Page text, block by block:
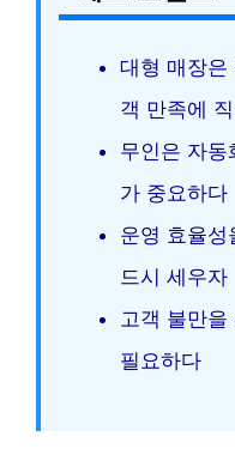
대형 매장은
객 만족에
무인은 자동
가 중요하다
운영 효율
드시 세우자
고객 불만을
필요하다